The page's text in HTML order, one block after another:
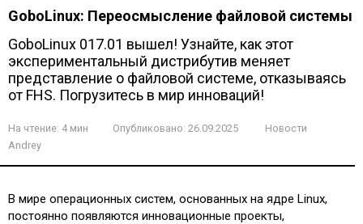
GoboLinux: Переосмысление файловой системы
GoboLinux 017.01 вышел! Узнайте, как этот
экспериментальный дистрибутив меняет
представление о файловой системе, отказываясь
от FHS. Погрузитесь в мир инноваций!
На чтение: 4 мин Опубликовано: 26.09.2025
Новости
Andrey
В мире операционных систем, основанных на ядре Linux,
постоянно появляются инновационные проекты,